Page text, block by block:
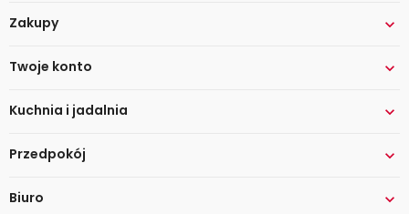
Zakupy 
Twoje konto 
Kuchnia i jadalnia 
Przedpokój 
Biuro 